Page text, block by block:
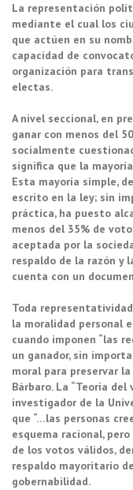
La representación
mediante el cual los
que actúen en su
capacidad de
organización para
electas.
A nivel seccional, en
ganar con menos del
socialmente
significa que la
Esta mayoría simple,
escrito en la ley; sin
práctica, ha puesto
menos del 35% de
aceptada por la
respaldo de la razón y
cuenta con un
Toda
la moralidad personal
cuando imponen “las
un ganador, sin
moral para preservar
Bárbaro. La “Teoría
investigador de la
que “…las personas
esquema racional,
de los votos válidos,
respaldo mayoritario
gobernabilidad.